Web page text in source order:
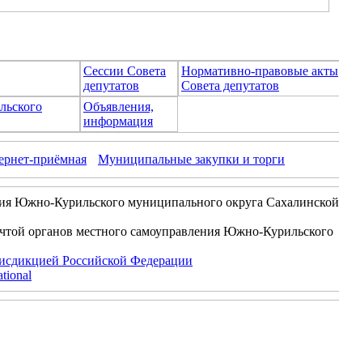
Сессии Совета
депутатов
Нормативно-правовые акты
Совета депутатов
Объявления,
информация
приёмная Муниципальные закупки и торги
Южно-Курильского муниципального округа Сахалинской
органов местного самоуправления Южно-Курильского
Российской Федерации